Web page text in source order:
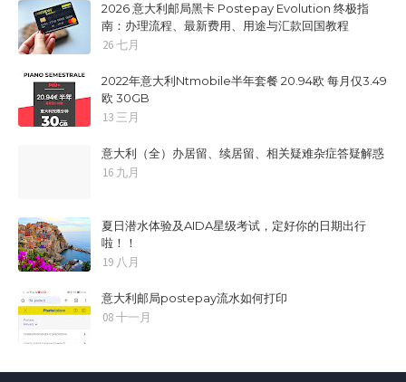
2026 意大利邮局黑卡 Postepay Evolution 终极指
南：办理流程、最新费用、用途与汇款回国教程
26 七月
2022年意大利Ntmobile半年套餐 20.94欧 每月仅3.49
欧 30GB
13 三月
意大利（全）办居留、续居留、相关疑难杂症答疑解惑
16 九月
夏日潜水体验及AIDA星级考试，定好你的日期出行
啦！！
19 八月
意大利邮局postepay流水如何打印
08 十一月